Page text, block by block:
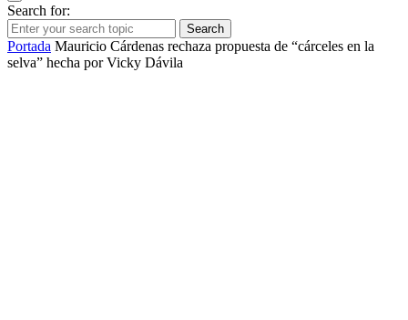
Search for:
Search
Portada Mauricio Cárdenas rechaza propuesta de “cárceles en la
selva” hecha por Vicky Dávila